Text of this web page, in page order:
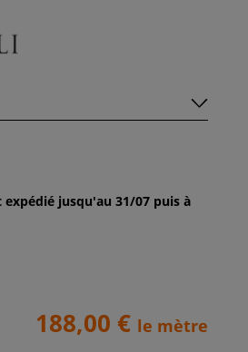
jusqu'au 31/07 puis à
188,00 € le mètre